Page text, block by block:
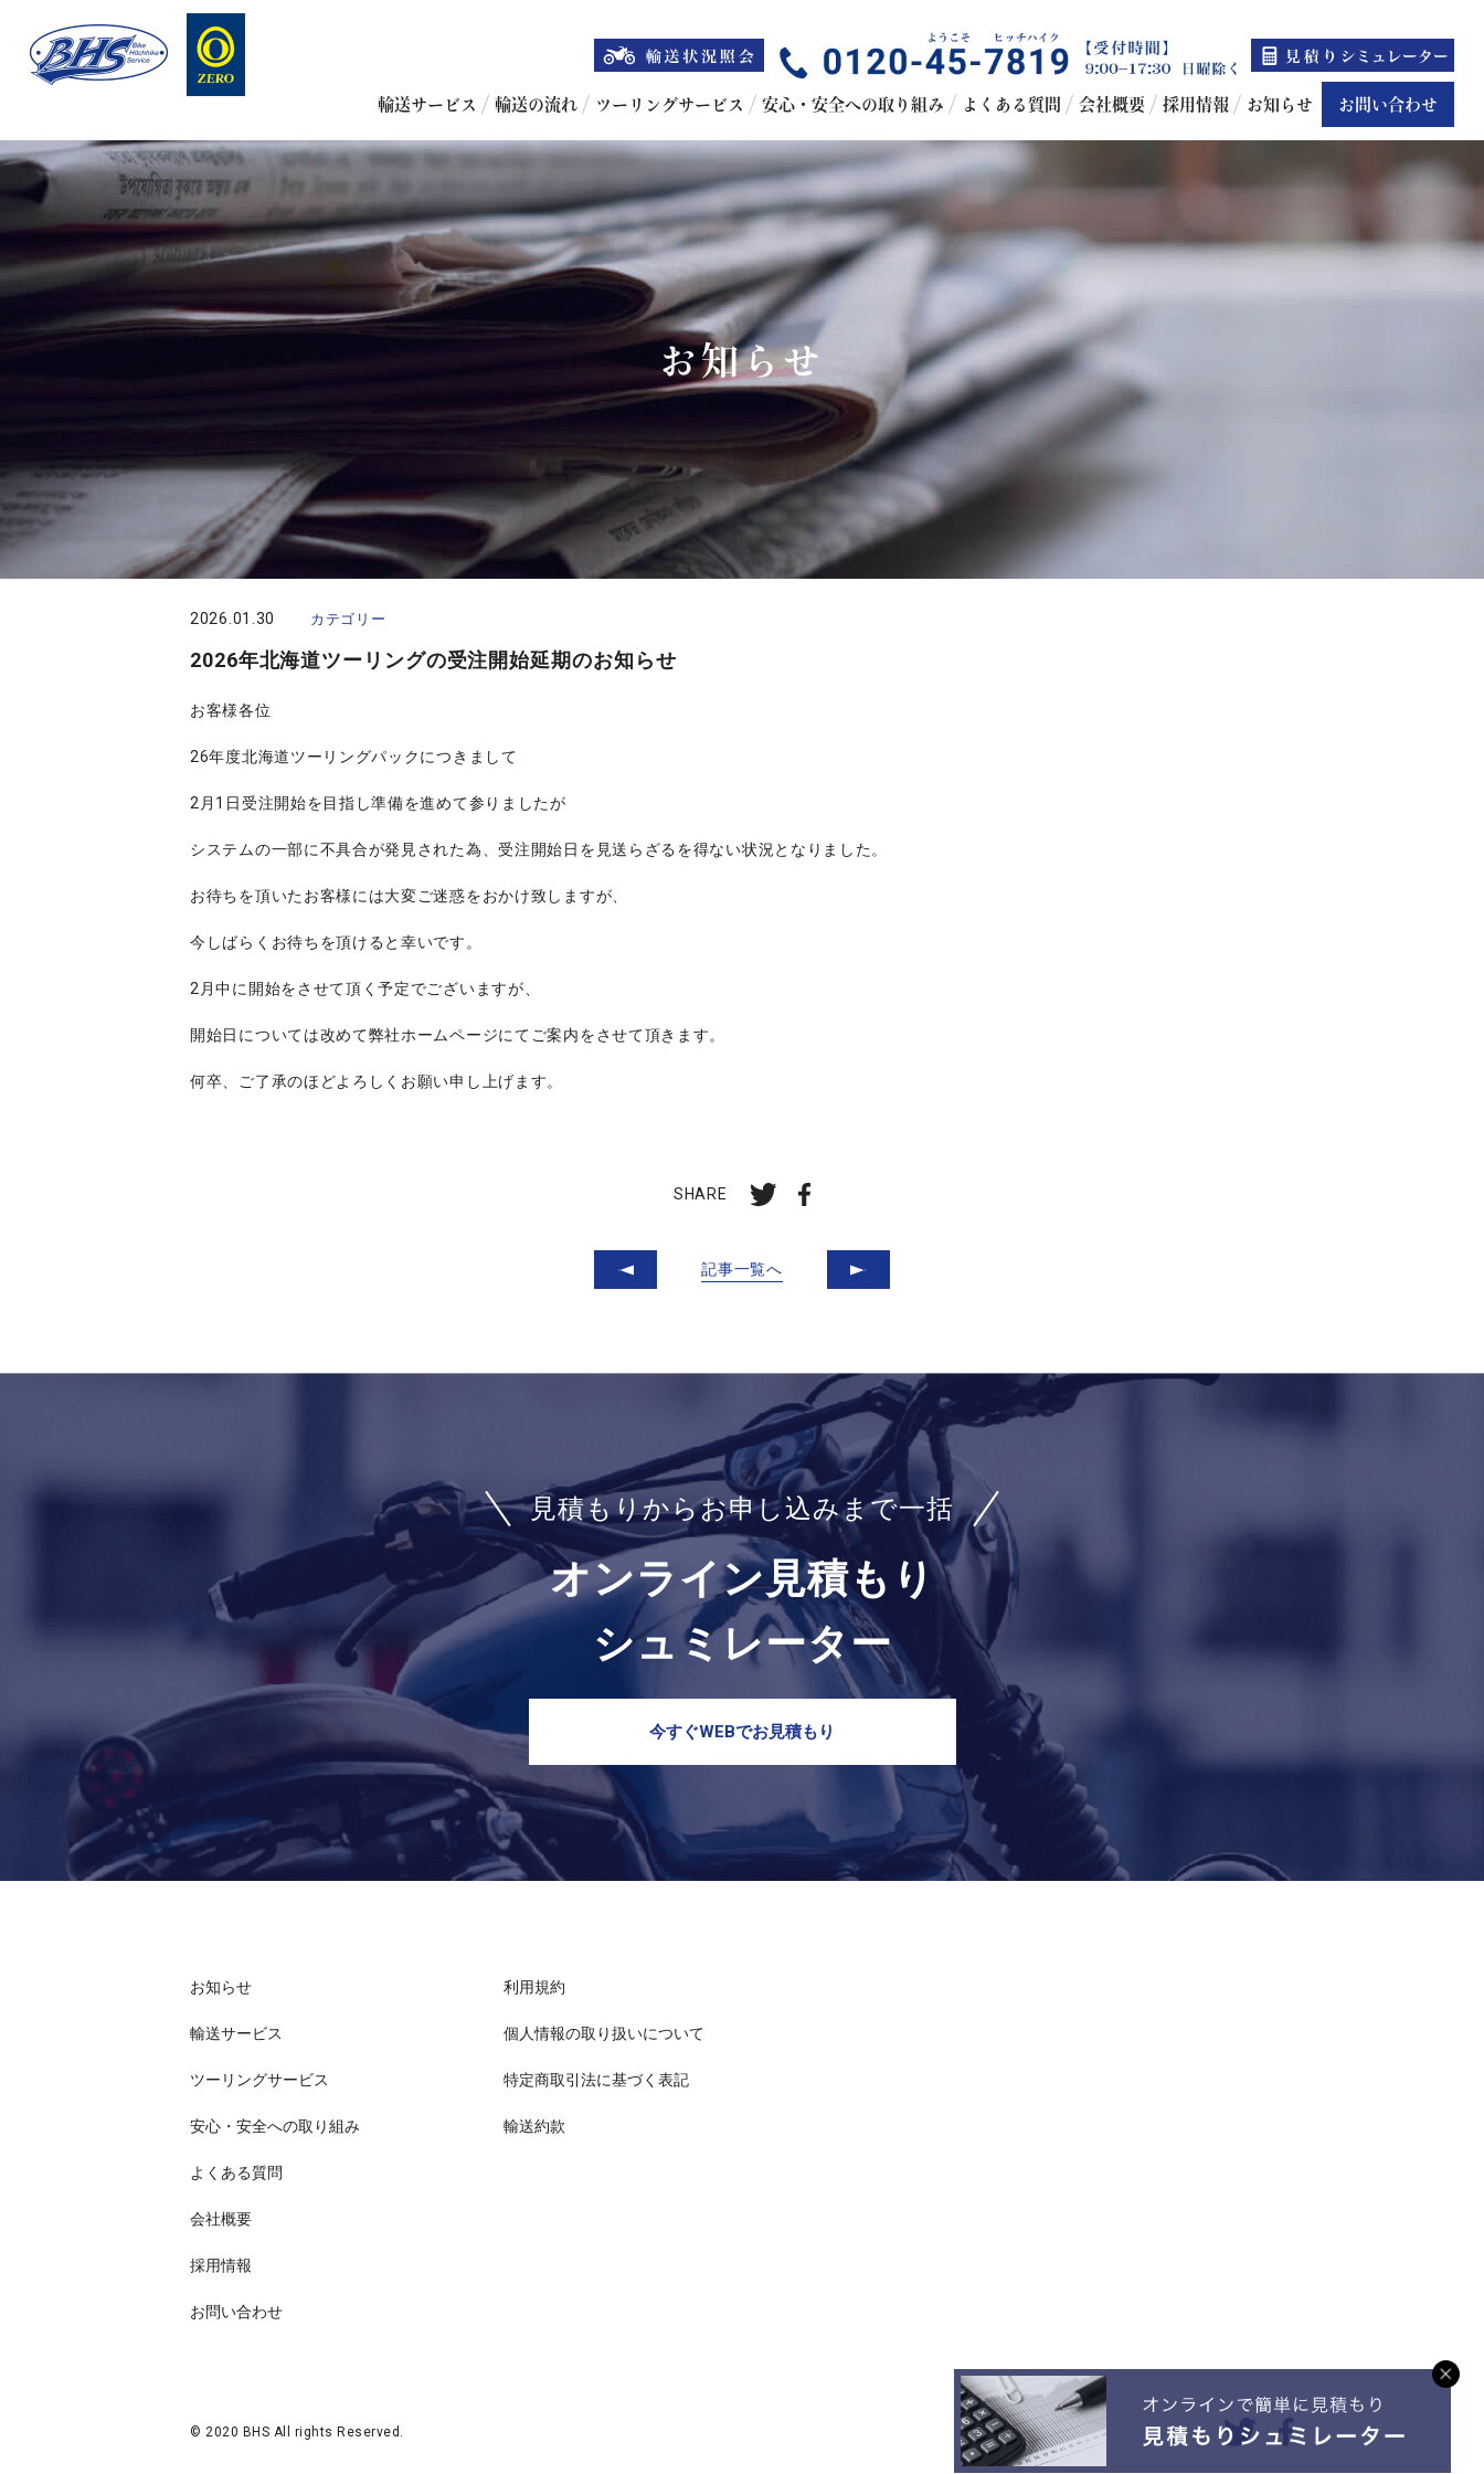
輸送サービス 輸送の流れ ツーリングサービス 安心・安全への取り組み よくある質問 会社概要 採用情報 お知らせ お問い合わせ
お知らせ
2026.01.30 カテゴリー
2026年北海道ツーリングの受注開始延期のお知らせ
お客様各位
26年度北海道ツーリングパックにつきまして
2月1日受注開始を目指し準備を進めて参りましたが
システムの一部に不具合が発見された為、受注開始日を見送らざるを得ない状況となりました。
お待ちを頂いたお客様には大変ご迷惑をおかけ致しますが、
今しばらくお待ちを頂けると幸いです。
2月中に開始をさせて頂く予定でございますが、
開始日については改めて弊社ホームページにてご案内をさせて頂きます。
何卒、ご了承のほどよろしくお願い申し上げます。
SHARE
記事一覧へ
見積もりからお申し込みまで一括
オンライン見積もり
シュミレーター
今すぐWEBでお見積もり
お知らせ
輸送サービス
ツーリングサービス
安心・安全への取り組み
よくある質問
会社概要
採用情報
お問い合わせ
利用規約
個人情報の取り扱いについて
特定商取引法に基づく表記
輸送約款
© 2020 BHS All rights Reserved.